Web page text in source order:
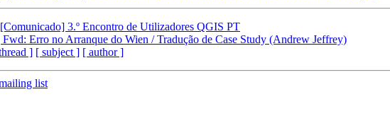
3.º Encontro de Utilizadores QGIS PT
Erro no Arranque do Wien / Tradução de Case Study (Andrew Jeffrey)
] [ subject ] [ author ]
list